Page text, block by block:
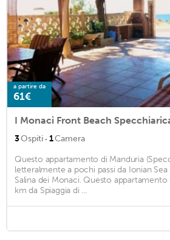
a partire da
61€
I Monaci Front Beach
3Ospiti · 1Camera
Questo appartamento di Manduria
letteralmente a pochi passi da Ionian
Salina dei Monaci. Questo appartamento
km da Spiaggia di ...